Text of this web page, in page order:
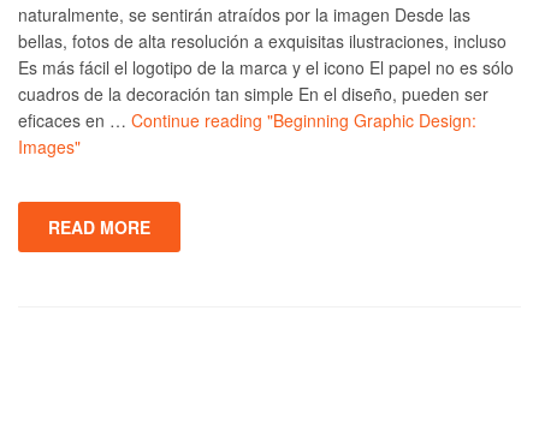
naturalmente, se sentirán atraídos por la imagen Desde las
bellas, fotos de alta resolución a exquisitas ilustraciones, incluso
Es más fácil el logotipo de la marca y el icono El papel no es sólo
cuadros de la decoración tan simple En el diseño, pueden ser
eficaces en … Continue reading "Beginning Graphic Design:
Images"
READ MORE